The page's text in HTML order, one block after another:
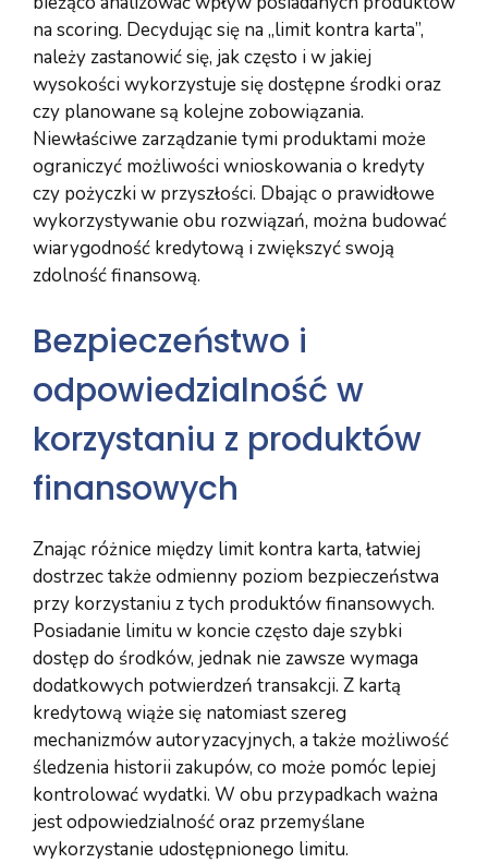
na scoring. Decydując się na „limit kontra karta”,
należy zastanowić się, jak często i w jakiej
wysokości wykorzystuje się dostępne środki oraz
czy planowane są kolejne zobowiązania.
Niewłaściwe zarządzanie tymi produktami może
ograniczyć możliwości wnioskowania o kredyty
czy pożyczki w przyszłości. Dbając o prawidłowe
wykorzystywanie obu rozwiązań, można budować
wiarygodność kredytową i zwiększyć swoją
zdolność finansową.
Bezpieczeństwo i
odpowiedzialność w
korzystaniu z produktów
finansowych
Znając różnice między limit kontra karta, łatwiej
dostrzec także odmienny poziom bezpieczeństwa
przy korzystaniu z tych produktów finansowych.
Posiadanie limitu w koncie często daje szybki
dostęp do środków, jednak nie zawsze wymaga
dodatkowych potwierdzeń transakcji. Z kartą
kredytową wiąże się natomiast szereg
mechanizmów autoryzacyjnych, a także możliwość
śledzenia historii zakupów, co może pomóc lepiej
kontrolować wydatki. W obu przypadkach ważna
jest odpowiedzialność oraz przemyślane
wykorzystanie udostępnionego limitu.